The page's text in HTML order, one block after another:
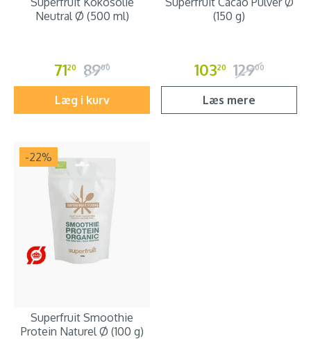
Neutral Ø (500 ml)
7120 8900
Læg i kurv
(150 g)
10320 12900
Læs mere
-22%
Superfruit Smoothie
Protein Naturel Ø (100 g)